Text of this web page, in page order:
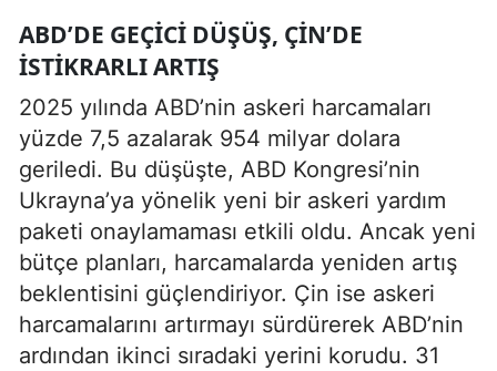
ABD’DE GEÇICI DÜŞÜŞ, ÇIN’DE
ISTIKRARLI ARTIŞ
2025 yılında ABD’nin askeri harcamaları
yüzde 7,5 azalarak 954 milyar dolara
geriledi. Bu düşüşte, ABD Kongresi’nin
Ukrayna’ya yönelik yeni bir askeri yardım
paketi onaylamaması etkili oldu. Ancak yeni
bütçe planları, harcamalarda yeniden artış
beklentisini güçlendiriyor. Çin ise askeri
harcamalarını artırmayı sürdürerek ABD’nin
ardından ikinci sıradaki yerini korudu. 31